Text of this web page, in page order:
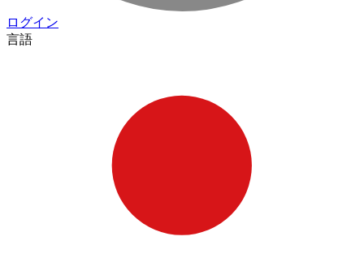
ログイン
言語